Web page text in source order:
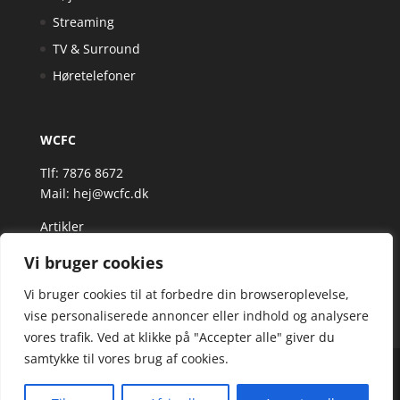
Vi bruger cookies
Vi bruger cookies til at forbedre din browseroplevelse,
vise personaliserede annoncer eller indhold og analysere
vores trafik. Ved at klikke på "Accepter alle" giver du
samtykke til vores brug af cookies.
Streaming
TV & Surround
Høretelefoner
WCFC
Tlf: 7876 8672
Mail: hej@wcfc.dk
Artikler